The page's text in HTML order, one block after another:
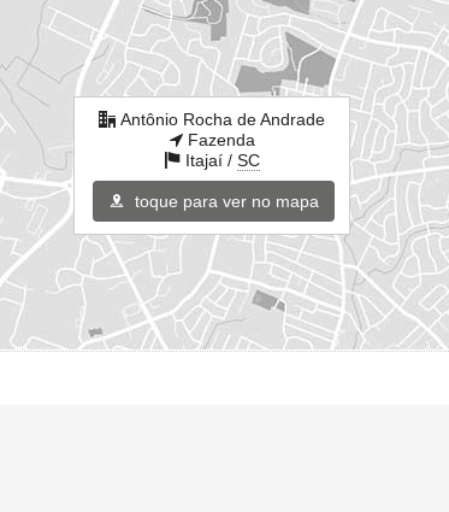
Antônio Rocha de Andrade
Fazenda
Itajaí / SC
toque para ver no mapa